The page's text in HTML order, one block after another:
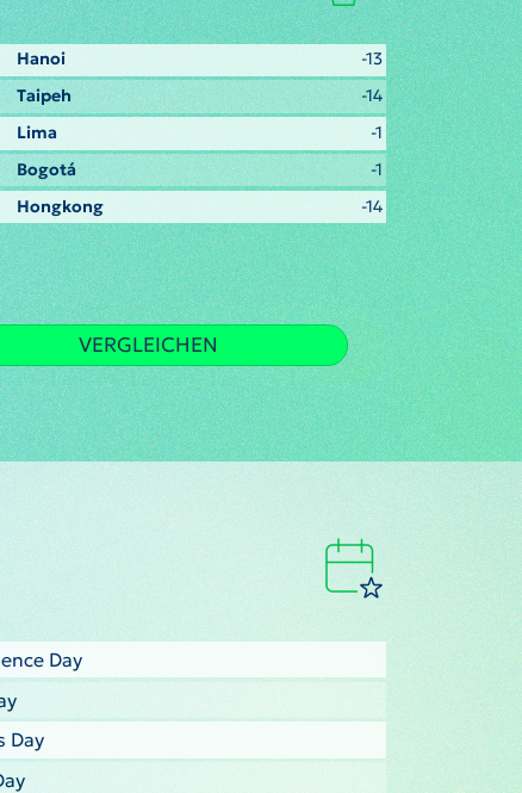
Hanoi
-13
Taipeh
-14
Lima
-1
Bogotá
-1
Hongkong
-14
VERGLEICHEN
Day
Day